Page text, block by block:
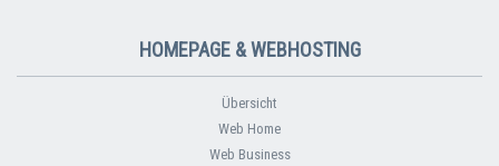
HOMEPAGE & WEBHOSTING
Übersicht
Web Home
Web Business